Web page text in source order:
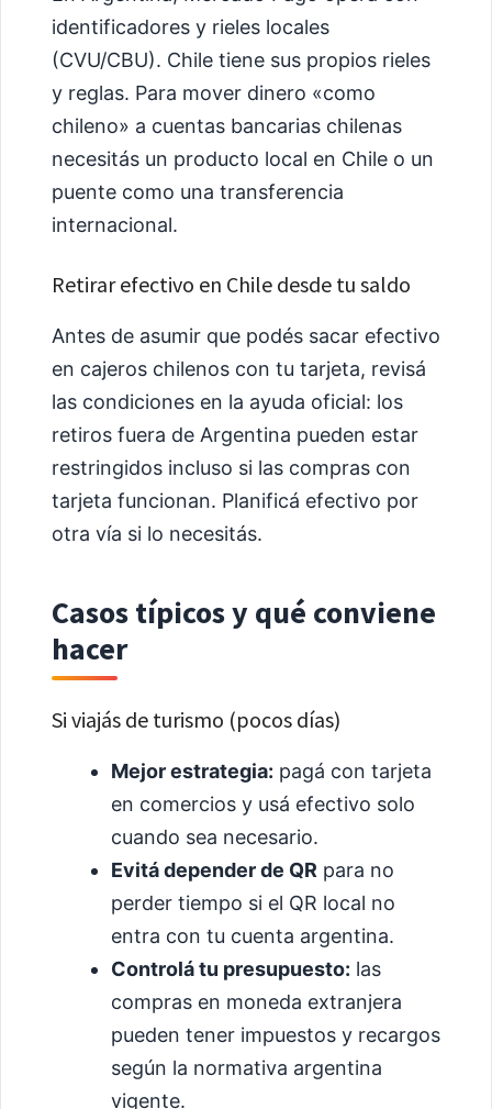
identificadores y rieles locales
(CVU/CBU). Chile tiene sus propios rieles
y reglas. Para mover dinero «como
chileno» a cuentas bancarias chilenas
necesitás un producto local en Chile o un
puente como una transferencia
internacional.
Retirar efectivo en Chile desde tu saldo
Antes de asumir que podés sacar efectivo
en cajeros chilenos con tu tarjeta, revisá
las condiciones en la ayuda oficial: los
retiros fuera de Argentina pueden estar
restringidos incluso si las compras con
tarjeta funcionan. Planificá efectivo por
otra vía si lo necesitás.
Casos típicos y qué conviene
hacer
Si viajás de turismo (pocos días)
Mejor estrategia: pagá con tarjeta
en comercios y usá efectivo solo
cuando sea necesario.
Evitá depender de QR para no
perder tiempo si el QR local no
entra con tu cuenta argentina.
Controlá tu presupuesto: las
compras en moneda extranjera
pueden tener impuestos y recargos
según la normativa argentina
vigente.